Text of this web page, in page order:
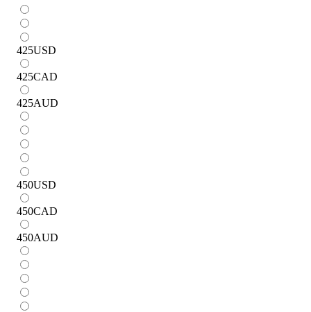
425USD
425CAD
425AUD
450USD
450CAD
450AUD